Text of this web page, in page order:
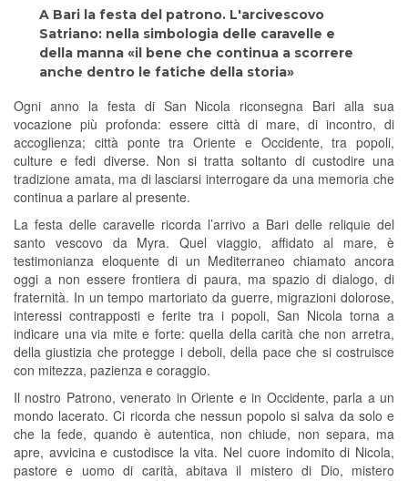
A Bari la festa del patrono. L'arcivescovo
Satriano: nella simbologia delle caravelle e
della manna «il bene che continua a scorrere
anche dentro le fatiche della storia»
Ogni anno la festa di San Nicola riconsegna Bari alla sua
vocazione più profonda: essere città di mare, di incontro, di
accoglienza; città ponte tra Oriente e Occidente, tra popoli,
culture e fedi diverse. Non si tratta soltanto di custodire una
tradizione amata, ma di lasciarsi interrogare da una memoria che
continua a parlare al presente.
La festa delle caravelle ricorda l’arrivo a Bari delle reliquie del
santo vescovo da Myra. Quel viaggio, affidato al mare, è
testimonianza eloquente di un Mediterraneo chiamato ancora
oggi a non essere frontiera di paura, ma spazio di dialogo, di
fraternità. In un tempo martoriato da guerre, migrazioni dolorose,
interessi contrapposti e ferite tra i popoli, San Nicola torna a
indicare una via mite e forte: quella della carità che non arretra,
della giustizia che protegge i deboli, della pace che si costruisce
con mitezza, pazienza e coraggio.
Il nostro Patrono, venerato in Oriente e in Occidente, parla a un
mondo lacerato. Ci ricorda che nessun popolo si salva da solo e
che la fede, quando è autentica, non chiude, non separa, ma
apre, avvicina e custodisce la vita. Nel cuore indomito di Nicola,
pastore e uomo di carità, abitava il mistero di Dio, mistero